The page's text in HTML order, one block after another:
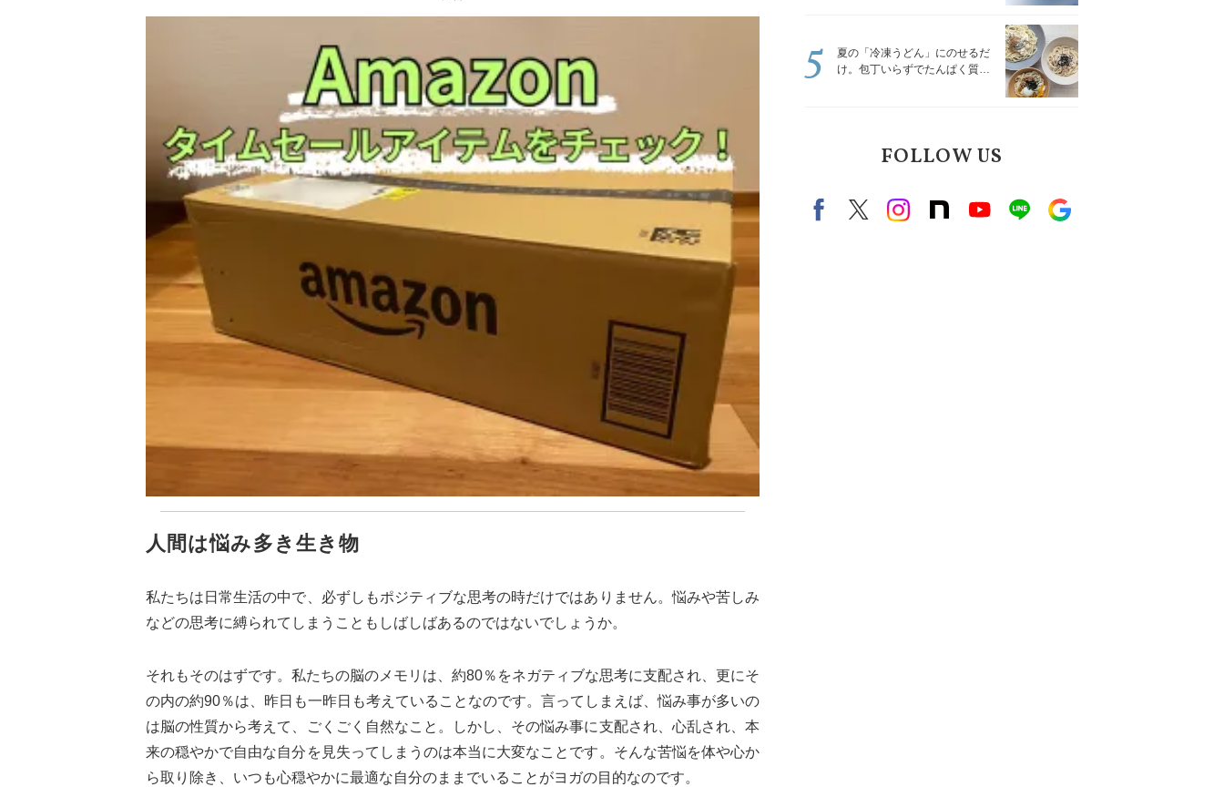
人間は悩み多き生き物
私たちは日常生活の中で、必ずしもポジティブな思考の時だけではありません。悩みや苦しみ
などの思考に縛られてしまうこともしばしばあるのではないでしょうか。
それもそのはずです。私たちの脳のメモリは、約80％をネガティブな思考に支配され、更にそ
の内の約90％は、昨日も一昨日も考えていることなのです。言ってしまえば、悩み事が多いの
は脳の性質から考えて、ごくごく自然なこと。しかし、その悩み事に支配され、心乱され、本
来の穏やかで自由な自分を見失ってしまうのは本当に大変なことです。そんな苦悩を体や心か
ら取り除き、いつも心穏やかに最適な自分のままでいることがヨガの目的なのです。
夏の「冷凍うどん」にのせるだ
け。包丁いらずでたんぱく質を
5
FOLLOW US
FacebookX（旧twitter）
instagram
note Youtubeline